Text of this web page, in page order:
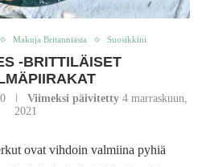
Makuja Britanniasta Suosikkini
-BRITTILÄISET
Viimeksi päivitetty 4 marraskuun,
2021
ovat vihdoin valmiina pyhiä